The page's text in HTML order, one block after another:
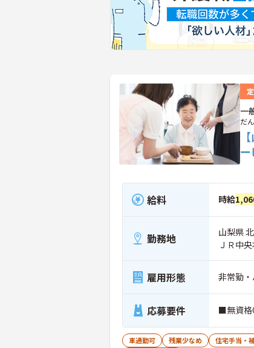
一
だ
給料 時給
勤務地
山梨県
ＪＲ中
雇用形態 非常勤
応募要件 ■無資格
車通勤可 残業少なめ 住宅手当・